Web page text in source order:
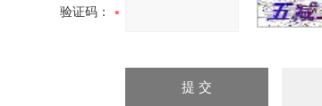
验证码：